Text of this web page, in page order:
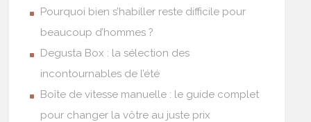
Pourquoi bien s’habiller reste difficile pour
beaucoup d’hommes ?
Degusta Box : la sélection des
incontournables de l’été
Boîte de vitesse manuelle : le guide complet
pour changer la vôtre au juste prix